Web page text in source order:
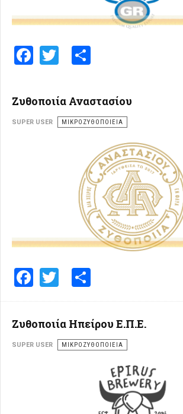
Facebook
Twitter
Ζυθοποιία Αναστασίου
SUPER USER ΜΙΚΡΟΖΥΘΟΠΟΙΕΊΑ
Facebook
Twitter
Ζυθοποιία Ηπείρου Ε.Π.Ε.
SUPER USER ΜΙΚΡΟΖΥΘΟΠΟΙΕΊΑ